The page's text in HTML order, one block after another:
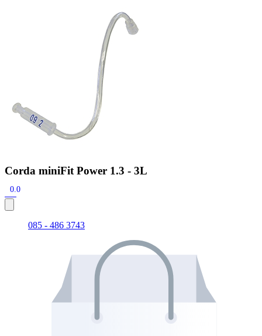
Signia Pure BCT IX
Audio Service R LI 7
Widex filters
Signia Active Mini IX - Oplaadbaar
De Signia Active Mini IX is het nieuwste hoortoestel van Signia.
Corda miniFit Power 1.3 - 3L
0.0
085 - 486 3743